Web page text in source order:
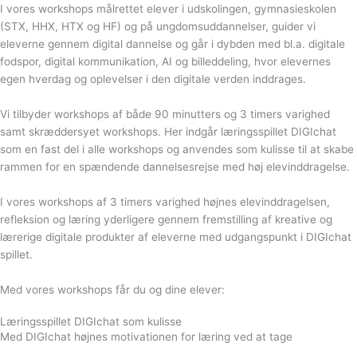
I vores workshops målrettet elever i udskolingen, gymnasieskolen
(STX, HHX, HTX og HF) og på ungdomsuddannelser, guider vi
eleverne gennem digital dannelse og går i dybden med bl.a. digitale
fodspor, digital kommunikation, AI og billeddeling, hvor elevernes
egen hverdag og oplevelser i den digitale verden inddrages.
Vi tilbyder workshops af både 90 minutters og 3 timers varighed
samt skræddersyet workshops. Her indgår læringsspillet DIGIchat
som en fast del i alle workshops og anvendes som kulisse til at skabe
rammen for en spændende dannelsesrejse med høj elevinddragelse.
I vores workshops af 3 timers varighed højnes elevinddragelsen,
refleksion og læring yderligere gennem fremstilling af kreative og
lærerige digitale produkter af eleverne med udgangspunkt i DIGIchat
spillet.
Med vores workshops får du og dine elever:
Læringsspillet DIGIchat som kulisse
Med DIGIchat højnes motivationen for læring ved at tage